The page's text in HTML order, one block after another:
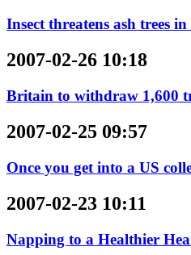
Insect threatens ash trees in
2007-02-26 10:18
Britain to withdraw 1,600
2007-02-25 09:57
Once you get into a US
2007-02-23 10:11
Napping to a Healthier